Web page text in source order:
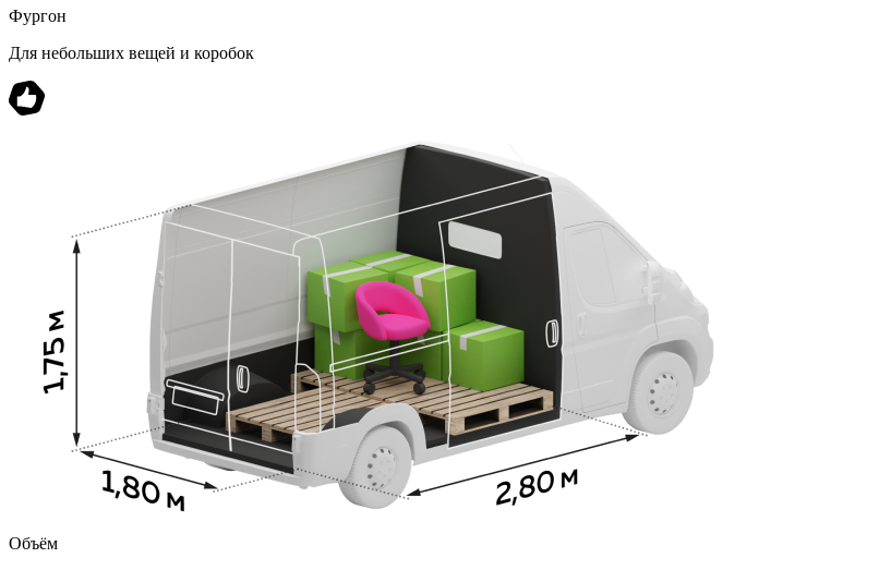
Фургон
Для небольших вещей и коробок
Объём